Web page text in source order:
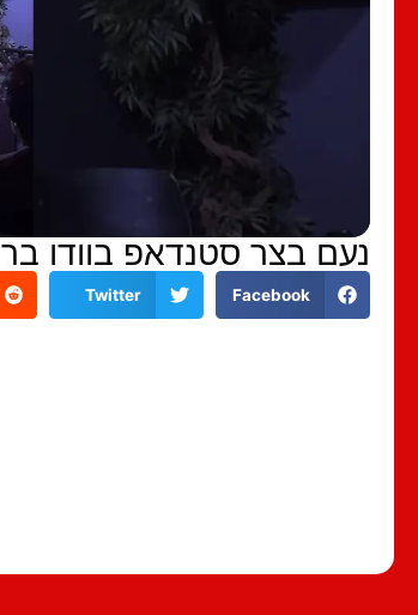
נעם בצר סטנדאפ בוודו בר
Facebook
Twitter